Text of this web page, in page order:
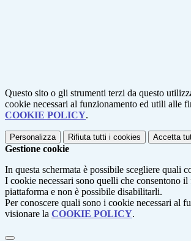
Questo sito o gli strumenti terzi da questo
cookie necessari al funzionamento ed utili alle
COOKIE POLICY.
Personalizza Rifiuta tutti i cookies Accetta
Gestione cookie
In questa schermata è possibile scegliere quali
I cookie necessari sono quelli che consentono
piattaforma e non è possibile disabilitarli.
Per conoscere quali sono i cookie necessari al
visionare la COOKIE POLICY.